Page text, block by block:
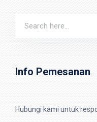
Info Pemesanan
Hubungi kami untuk